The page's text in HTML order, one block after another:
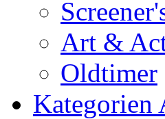
Art &
Oldtimer
Kategorien